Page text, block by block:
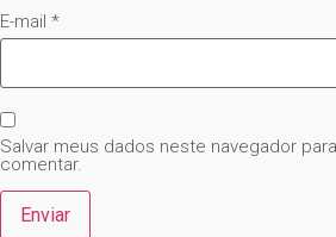
E-mail *
Salvar meus dados neste navegador
comentar.